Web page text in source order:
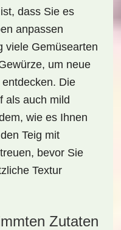
dass Sie es
anpassen
viele Gemüsearten
um neue
Die
als auch mild
wie es Ihnen
Teig mit
bevor Sie
Textur
Zutaten